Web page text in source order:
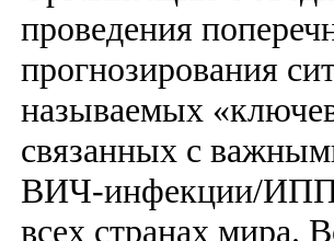
проведения
прогнозирования
называемых
связанных с
ВИЧ-инфекции/
всех странах мира.